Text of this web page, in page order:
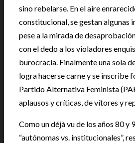
sino rebelarse. En el aire
constitucional, se gestan algunas
pese a la mirada de
con el dedo a los violadores
burocracia. Finalmente una sola
logra hacerse carne y se inscribe
Partido Alternativa Feminista
aplausos y críticas, de vítores y
Como un déjà vu de los años 80 y
“autónomas vs. institucionales”,